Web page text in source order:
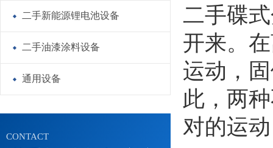
二手新能源锂电池设备
二手油漆涂料设备
通用设备
CONTACT
二手碟式
开来。
运动，固
此，两
对的运